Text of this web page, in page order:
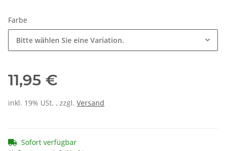
Farbe
Bitte wählen Sie eine Variation.
11,95 €
inkl. 19% USt. , zzgl. Versand
Sofort verfügbar